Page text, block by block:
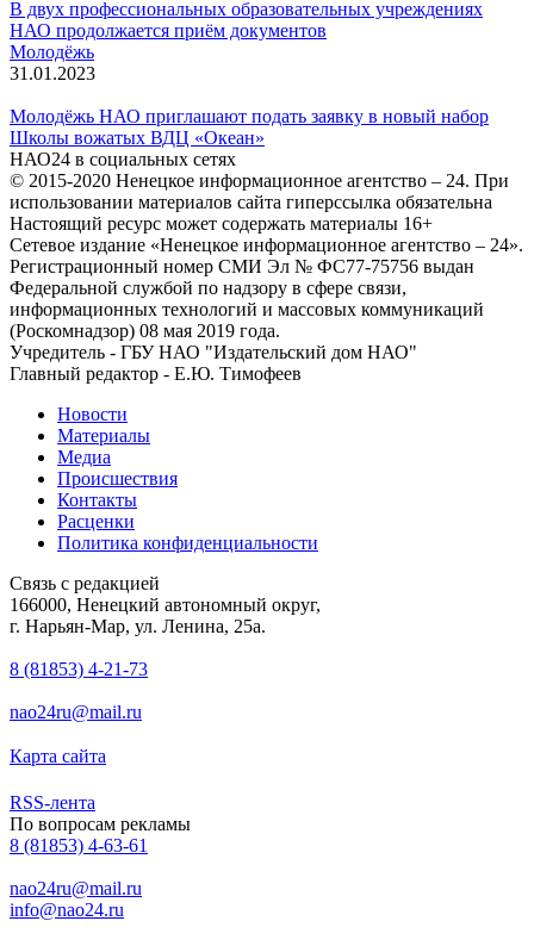
В двух профессиональных образовательных учреждениях
НАО продолжается приём документов
Молодёжь
31.01.2023
Молодёжь НАО приглашают подать заявку в новый набор
Школы вожатых ВДЦ «Океан»
НАО24 в социальных сетях
© 2015-2020 Ненецкое информационное агентство – 24. При
использовании материалов сайта гиперссылка обязательна
Настоящий ресурс может содержать материалы 16+
Сетевое издание «Ненецкое информационное агентство – 24».
Регистрационный номер СМИ Эл № ФС77-75756 выдан
Федеральной службой по надзору в сфере связи,
информационных технологий и массовых коммуникаций
(Роскомнадзор) 08 мая 2019 года.
Учредитель - ГБУ НАО "Издательский дом НАО"
Главный редактор - Е.Ю. Тимофеев
Новости
Материалы
Медиа
Происшествия
Контакты
Расценки
Политика конфиденциальности
Связь с редакцией
166000, Ненецкий автономный округ,
г. Нарьян-Мар, ул. Ленина, 25а.
8 (81853) 4-21-73
nao24ru@mail.ru
Карта сайта
RSS-лента
По вопросам рекламы
8 (81853) 4-63-61
nao24ru@mail.ru
info@nao24.ru